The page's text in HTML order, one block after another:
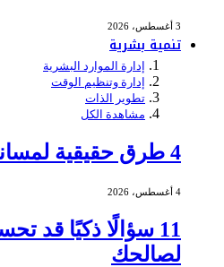
3 أغسطس، 2026
تنمية بشرية
إدارة الموارد البشرية
إدارة وتنظيم الوقت
تطوير الذات
مشاهدة الكل
4 طرق حقيقية لمساندة زميل يمر بمحنة
4 أغسطس، 2026
11 سؤالًا ذكيًا قد
لصالحك